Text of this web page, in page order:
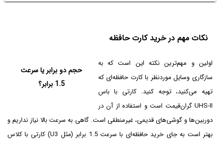
نکات مهم در خرید کارت حافظه
حجم دو برابر یا سرعت
1.5 برابر؟
اولین و مهم‌ترین نکته این است که به
سازگاری وسایل موردنظر با کارت حافظه‌ای که
تهیه می‌کنید، توجه کنید. کارتی با باس
UHS-II گران‌‎قیمت است و استفاده از آن در
دوربین‌ها و گوشی‌های قدیمی، غیرمنطقی است. گاهی به سرعت بالا نیاز نداریم و
بهتر است به جای خرید حافظه‌ای با سرعت 1.5 برابر (مثل U3) کارتی با کلاس